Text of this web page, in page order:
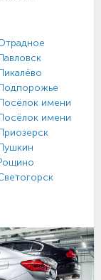
имени
имени